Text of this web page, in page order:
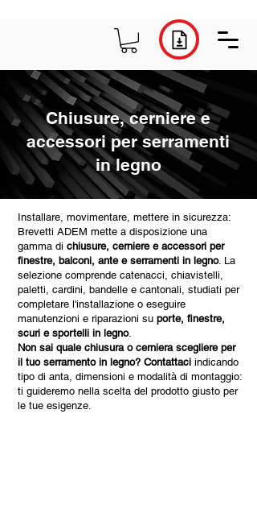
Chiusure, cerniere e
accessori per serramenti
in legno
Installare, movimentare, mettere in sicurezza:
Brevetti ADEM mette a disposizione una
gamma di chiusure, cerniere e accessori per
finestre, balconi, ante e serramenti in legno. La
selezione comprende catenacci, chiavistelli,
paletti, cardini, bandelle e cantonali, studiati per
completare l'installazione o eseguire
manutenzioni e riparazioni su porte, finestre,
scuri e sportelli in legno.
Non sai quale chiusura o cerniera scegliere per
il tuo serramento in legno? Contattaci indicando
tipo di anta, dimensioni e modalità di montaggio:
ti guideremo nella scelta del prodotto giusto per
le tue esigenze.